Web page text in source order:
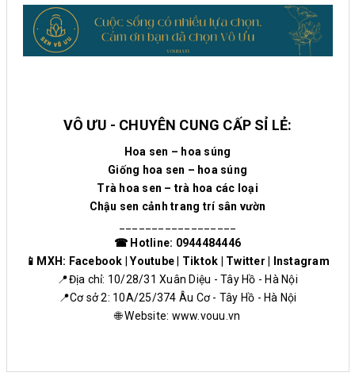
VÔ ƯU - CHUYÊN CUNG CẤP SỈ LẺ:
Hoa sen – hoa súng
Giống hoa sen – hoa súng
Trà hoa sen – trà hoa các loại
Chậu sen cảnh trang trí sân vườn
☎ Hotline: 0944484446
📱MXH: Facebook |Youtube Tiktok Twitter
Instagram
📍Địa chỉ: 10/28/31 Xuân Diệu - Tây Hồ - Hà Nội
📍Cơ sở 2: 10A/25/374 Âu Cơ - Tây Hồ - Hà Nội
🌐 Website: www.vouu.vn